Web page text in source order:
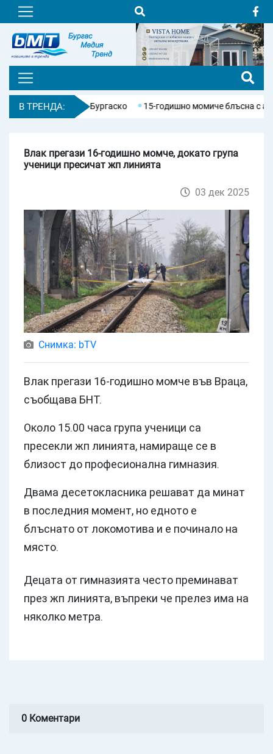
В ТРЕНДА:места в Бургаско 15-годишно момиче блъсна с
Влак прегази 16-годишно момче, докато група
ученици пресичат жп линията
03 дек 2025
Снимка: bTV
Влак прегази 16-годишно момче във Враца,
съобщава БНТ.
Около 15.00 часа група ученици са
пресекли жп линията, намираще се в
близост до професионална гимназия.
Двама десетокласника решават да минат
в последния момент, но едното е
блъснато от локомотива и е починало на
място.
Децата от гимназията често преминават
през жп линията, въпреки че прелез има на
няколко метра.
0 Коментари